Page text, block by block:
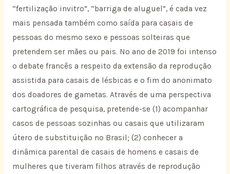
“fertilização invitro”, “barriga de aluguel”, é cada vez
mais pensada também como saída para casais de
pessoas do mesmo sexo e pessoas solteiras que
pretendem ser mães ou pais. No ano de 2019 foi intenso
o debate francês a respeito da extensão da reprodução
assistida para casais de lésbicas e o fim do anonimato
dos doadores de gametas. Através de uma perspectiva
cartográfica de pesquisa, pretende-se (1) acompanhar
casos de pessoas sozinhas ou casais que utilizaram
útero de substituição no Brasil; (2) conhecer a
dinâmica parental de casais de homens e casais de
mulheres que tiveram filhos através de reprodução